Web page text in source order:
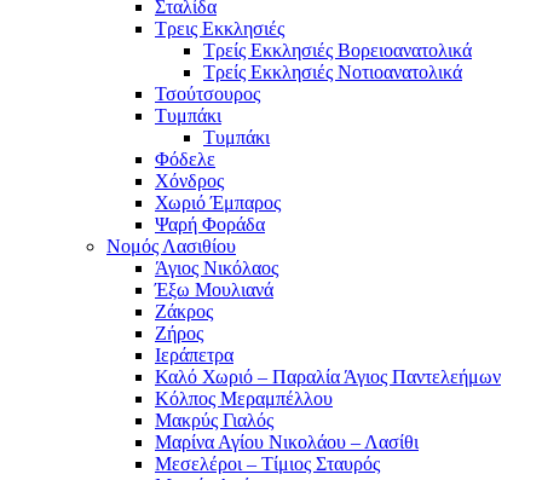
Σταλίδα
Τρεις Εκκλησιές
Τρείς Εκκλησιές Βορειοανατολικά
Τρείς Εκκλησιές Νοτιοανατολικά
Τσούτσουρος
Τυμπάκι
Τυμπάκι
Φόδελε
Χόνδρος
Χωριό Έμπαρος
Ψαρή Φοράδα
Νομός Λασιθίου
Άγιος Νικόλαος
Έξω Μουλιανά
Ζάκρος
Ζήρος
Ιεράπετρα
Καλό Χωριό – Παραλία Άγιος Παντελεήμων
Κόλπος Μεραμπέλλου
Μακρύς Γιαλός
Μαρίνα Αγίου Νικολάου – Λασίθι
Μεσελέροι – Τίμιος Σταυρός